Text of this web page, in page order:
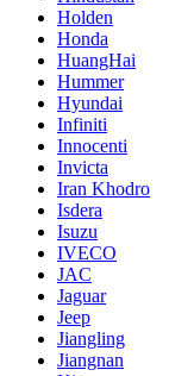
Holden
Honda
HuangHai
Hummer
Hyundai
Infiniti
Innocenti
Invicta
Iran Khodro
Isdera
Isuzu
IVECO
JAC
Jaguar
Jeep
Jiangling
Jiangnan